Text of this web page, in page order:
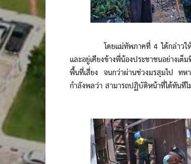
โดยแม่ทัพภาคที่ 4 ได้กล่าวให้กำลั
และอยู่เคียงข้างพี่น้องประชาชนอย่างเ
พื้นที่เสี่ยง จนกว่าผ่านช่วงมรสุมไป ทห
กำลังพลว่า สามารถปฏิบัติหน้าที่ได้ทันทีไ